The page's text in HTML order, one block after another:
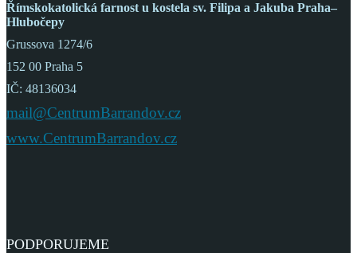
Římskokatolická farnost u kostela sv. Filipa a Jakuba Praha–
Hlubočepy
Grussova 1274/6
152 00 Praha 5
IČ: 48136034
mail@CentrumBarrandov.cz
www.CentrumBarrandov.cz
PODPORUJEME